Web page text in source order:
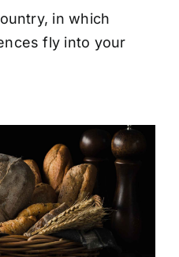
in which
fly into your